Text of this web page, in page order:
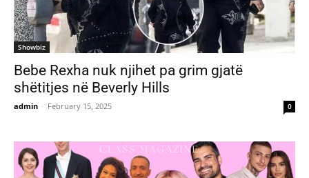
Showbiz
Bebe Rexha nuk njihet pa grim gjatë
shëtitjes në Beverly Hills
admin - February 15, 2025 0